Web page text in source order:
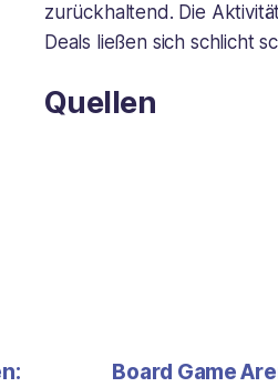
zurückhaltend. Die
Deals ließen sich schlicht
Quellen
Board Game